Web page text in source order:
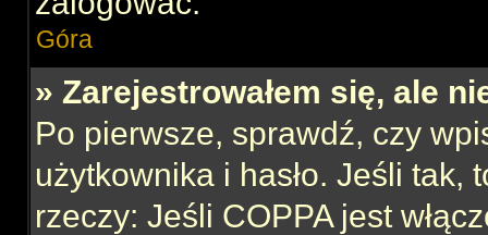
Góra
» Zarejestrowałem się, ale
Po pierwsze, sprawdź, czy
użytkownika i hasło. Jeśli tak,
rzeczy: Jeśli COPPA jest